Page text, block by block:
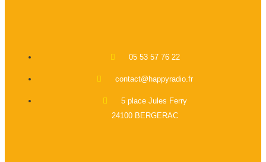
05 53 57 76 22
contact@happyradio.fr
5 place Jules Ferry
24100 BERGERAC